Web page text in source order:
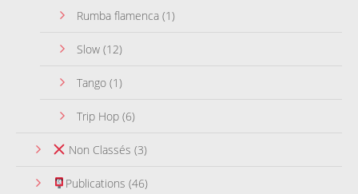
Rumba flamenca (1)
Slow (12)
Tango (1)
Trip Hop (6)
Non Classés (3)
Publications (46)